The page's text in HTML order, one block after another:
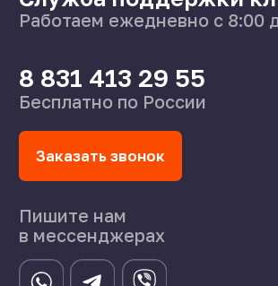
ул Федосеенко, 57
s-splavnn@mail.ru
8 831 413 29 55
Калькуляторы
Производство
Каталог